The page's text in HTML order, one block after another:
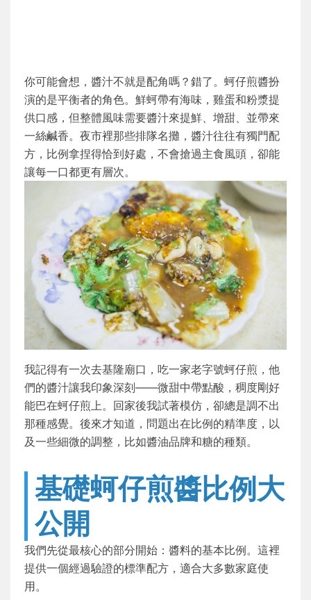
你可能會想，醬汁不就是配角嗎？錯了。蚵仔煎醬扮
演的是平衡者的角色。鮮蚵帶有海味，雞蛋和粉漿提
供口感，但整體風味需要醬汁來提鮮、增甜、並帶來
一絲鹹香。夜市裡那些排隊名攤，醬汁往往有獨門配
方，比例拿捏得恰到好處，不會搶過主食風頭，卻能
讓每一口都更有層次。
我記得有一次去基隆廟口，吃一家老字號蚵仔煎，他
們的醬汁讓我印象深刻——微甜中帶點酸，稠度剛好
能巴在蚵仔煎上。回家後我試著模仿，卻總是調不出
那種感覺。後來才知道，問題出在比例的精準度，以
及一些細微的調整，比如醬油品牌和糖的種類。
基礎蚵仔煎醬比例大
公開
我們先從最核心的部分開始：醬料的基本比例。這裡
提供一個經過驗證的標準配方，適合大多數家庭使
用。